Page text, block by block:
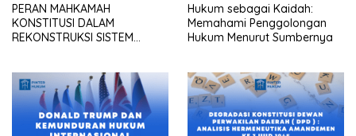
PERAN MAHKAMAH
KONSTITUSI DALAM
REKONSTRUKSI SISTEM
Hukum sebagai Kaidah:
Memahami Penggolongan
Hukum Menurut Sumbernya